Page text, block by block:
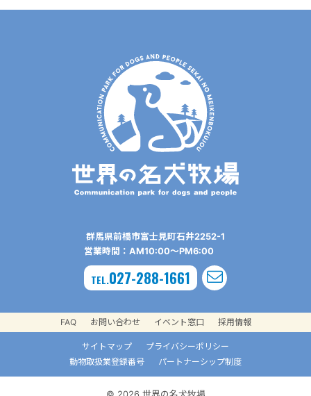
群⾺県前橋市富⼠⾒町⽯井2252-1
営業時間：AM10:00〜PM6:00
TEL.027-288-1661
FAQ お問い合わせ イベント窓口 採用情報
サイトマップ
プライバシーポリシー
動物取扱業登録番号
パートナーシップ制度